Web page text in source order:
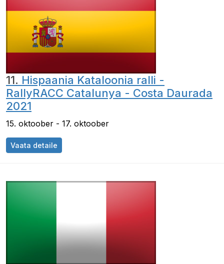
11. Hispaania Kataloonia ralli -
RallyRACC Catalunya - Costa Daurada
2021
15. oktoober - 17. oktoober
Vaata detaile